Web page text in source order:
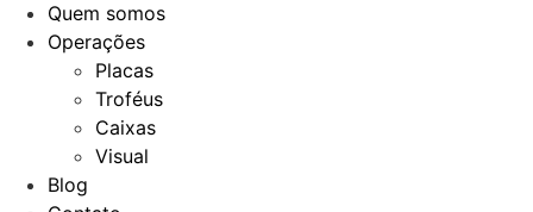
Quem somos
Operações
Placas
Troféus
Caixas
Visual
Blog